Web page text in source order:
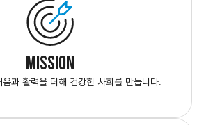
MISSION
과 활력을 더해 건강한 사회를 만듭니다.